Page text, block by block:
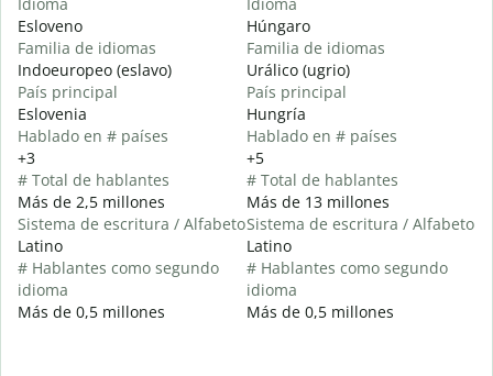
Esloveno
Familia de idiomas
Indoeuropeo (eslavo)
País principal
Eslovenia
Hablado en # países
+3
# Total de hablantes
Más de 2,5 millones
Sistema de escritura / Alfabeto
Latino
# Hablantes como segundo
idioma
Más de 0,5 millones
Húngaro
Familia de idiomas
Urálico (ugrio)
País principal
Hungría
Hablado en # países
+5
# Total de hablantes
Más de 13 millones
Sistema de escritura / Alfabeto
Latino
# Hablantes como segundo
idioma
Más de 0,5 millones